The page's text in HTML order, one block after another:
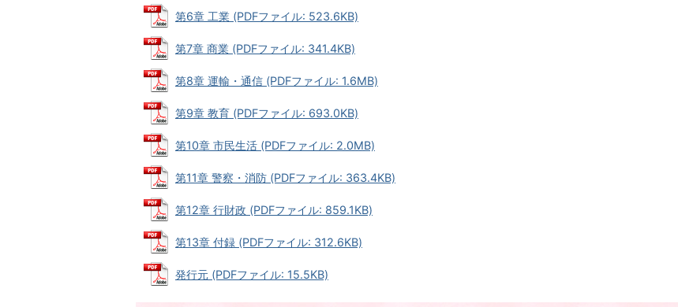
第6章 工業 (PDFファイル: 523.6KB)
第7章 商業 (PDFファイル: 341.4KB)
第8章 運輸・通信 (PDFファイル: 1.6MB)
第9章 教育 (PDFファイル: 693.0KB)
第10章 市民生活 (PDFファイル: 2.0MB)
第11章 警察・消防 (PDFファイル: 363.4KB)
第12章 行財政 (PDFファイル: 859.1KB)
第13章 付録 (PDFファイル: 312.6KB)
発行元 (PDFファイル: 15.5KB)